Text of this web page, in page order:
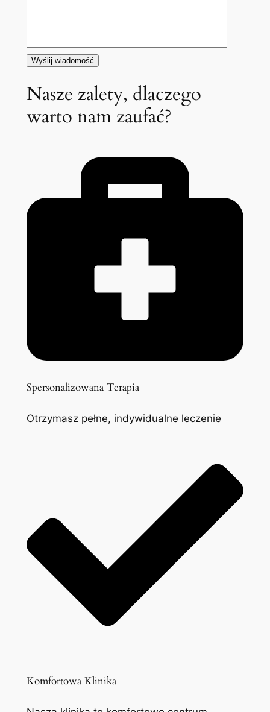
Nasze zalety, dlaczego
warto nam zaufać?
Spersonalizowana Terapia
Otrzymasz pełne, indywidualne leczenie
Komfortowa Klinika